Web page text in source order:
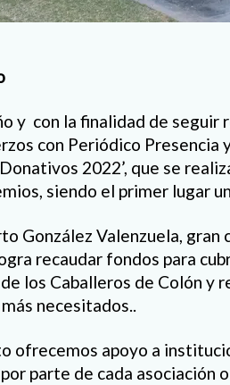
y con la finalidad de seguir
con Periódico Presencia
Donativos 2022’, que se
siendo el primer lugar
González Valenzuela, gran
recaudar fondos para
los Caballeros de Colón y
necesitados..
ofrecemos apoyo a
parte de cada asociación